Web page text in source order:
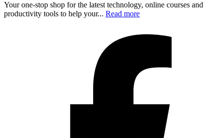
Your one-stop shop for the latest technology, online courses and
productivity tools to help your... Read more